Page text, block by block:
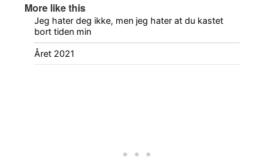
More like this
Jeg hater deg ikke, men jeg hater at du kastet
bort tiden min
Året 2021